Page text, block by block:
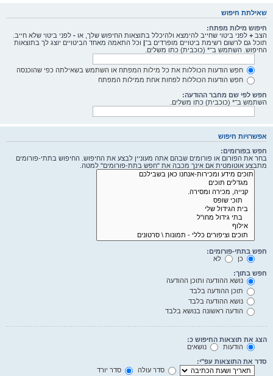
שאילתת חיפוש
חיפוש מילות מפתח:
הצב + לפני ביטוי שחייב להימצא ולהיכלל בתוצאות החיפוש שלך, או - לפני ביטוי שלא חייב.
תוכל גם לרשום רשימת ביטויים מופרדים ב־| וכל התאמה מאחד הביטויים יוצג לך בתוצאות
החיפוש. השתמש ב־* (כוכבית) כתו משלים.
חפש הודעות הכוללות את כל מילות המפתח או השתמש בשאילתה כפי שהוכנסה
חפש הודעות הכוללות לפחות אחת ממילות המפתח
חפש לפי שם מחבר ההודעה:
השתמש ב־* (כוכבית) כתו משלים.
אפשרויות חיפוש
חפש בפורומים:
בחר את הפורום או פורומים שבהם אתה מעוניין לבצע את החיפוש. החיפוש בתתי-פורומים
מתבצע אוטומטית אם אינך מכבה את "חפש בתת-פורומים" למטה.
חפש בתתי-פורומים:
כן
לא
חפש בתוך:
נושא ההודעה ותוכן ההודעה
תוכן ההודעה בלבד
נושא ההודעה בלבד
הודעה ראשונה בנושא בלבד
הצג את תוצאות החיפוש כ:
הודעות
נושאים
סדר את התוצאות עפ"י:
סדר עולה
סדר יורד